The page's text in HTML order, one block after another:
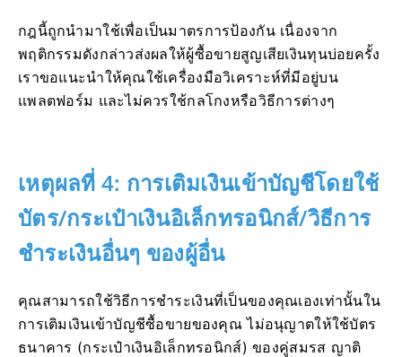
กฎนี้ถูกนำมาใช้เพื่อเป็นมาตรการป้องกัน เนื่องจาก
พฤติกรรมดังกล่าวส่งผลให้ผู้ซื้อขายสูญเสียเงินทุนบ่อยครั้ง
เราขอแนะนำให้คุณใช้เครื่องมือวิเคราะห์ที่มีอยู่บน
แพลตฟอร์ม และไม่ควรใช้กลโกงหรือวิธีการต่างๆ
เหตุผลที่ 4: การเติมเงินเข้าบัญชีโดยใช้
บัตร/กระเป๋าเงินอิเล็กทรอนิกส์/วิธีการ
ชำระเงินอื่นๆ ของผู้อื่น
คุณสามารถใช้วิธีการชำระเงินที่เป็นของคุณเองเท่านั้นใน
การเติมเงินเข้าบัญชีซื้อขายของคุณ ไม่อนุญาตให้ใช้บัตร
ธนาคาร (กระเป๋าเงินอิเล็กทรอนิกส์) ของคู่สมรส ญาติ